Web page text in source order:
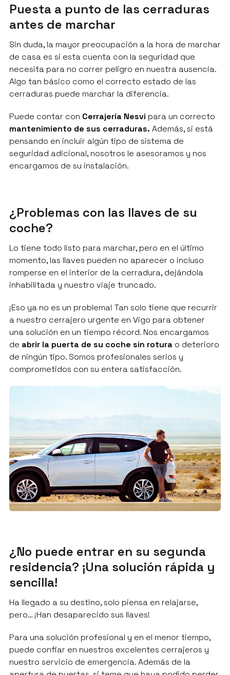
Puesta a punto de las cerraduras
antes de marchar
Sin duda, la mayor preocupación a la hora de marchar
de casa es si esta cuenta con la seguridad que
necesita para no correr peligro en nuestra ausencia.
Algo tan básico como el correcto estado de las
cerraduras puede marchar la diferencia.
Puede contar con Cerrajería Nesvi para un correcto
mantenimiento de sus cerraduras. Además, si está
pensando en incluir algún tipo de sistema de
seguridad adicional, nosotros le asesoramos y nos
encargamos de su instalación.
¿Problemas con las llaves de su
coche?
Lo tiene todo listo para marchar, pero en el último
momento, las llaves pueden no aparecer o incluso
romperse en el interior de la cerradura, dejándola
inhabilitada y nuestro viaje truncado.
¡Eso ya no es un problema! Tan solo tiene que recurrir
a nuestro cerrajero urgente en Vigo para obtener
una solución en un tiempo récord. Nos encargamos
de abrir la puerta de su coche sin rotura o deterioro
de ningún tipo. Somos profesionales serios y
comprometidos con su entera satisfacción.
¿No puede entrar en su segunda
residencia? ¡Una solución rápida y
sencilla!
Ha llegado a su destino, solo piensa en relajarse,
pero… ¡Han desaparecido sus llaves!
Para una solución profesional y en el menor tiempo,
puede confiar en nuestros excelentes cerrajeros y
nuestro servicio de emergencia. Además de la